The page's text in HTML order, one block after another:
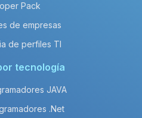
Pack
de empresas
de perfiles TI
tecnología
JAVA
.Net